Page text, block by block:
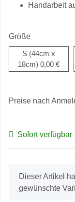
Handarbeit
Größe
S (44cm x
18cm) 0,00 €
Preise nach
Sofort verfügbar
x
Dieser Artikel
gewünschte